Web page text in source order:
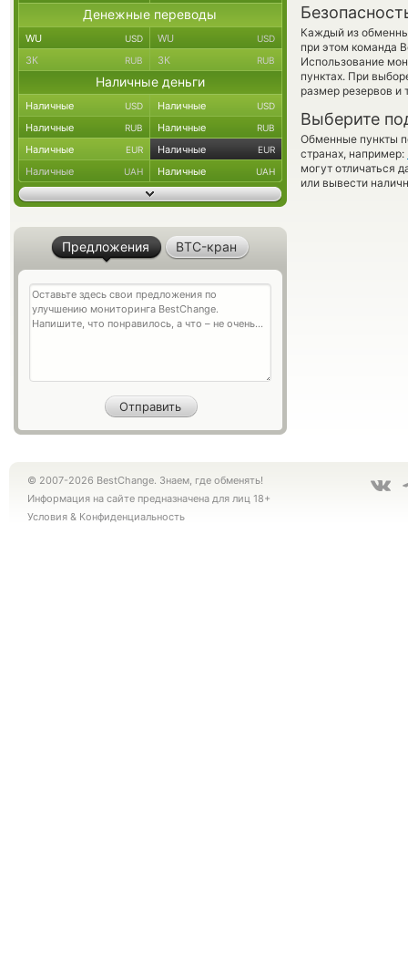
Каждый из
при этом команда
Использование
пунктах. При
размер резервов и
Выберите
Обменные пункты
странах, например:
могут отличаться
или вывести
Денежные переводы
WU USD WU USD
ЗК RUB ЗК RUB
Наличные деньги
Наличные USD Наличные USD
Наличные RUB Наличные RUB
Наличные EUR Наличные EUR
Наличные UAH Наличные UAH
Предложения BTC-кран
© 2007-2026 BestChange. Знаем, где обменять!
Информация на сайте предназначена для лиц 18+
Условия & Конфиденциальность